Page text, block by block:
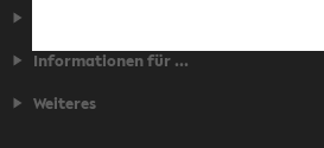
Informationen für ...
Weiteres